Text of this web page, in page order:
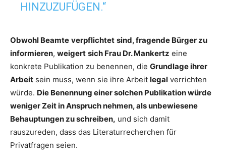
INZUZUFÜGEN.“
Obwohl Beamte verpflichtet sind, fragende Bürger zu
informieren, weigert sich Frau Dr. Mankertz eine
konkrete Publikation zu benennen, die Grundlage ihrer
Arbeit sein muss, wenn sie ihre Arbeit legal verrichten
würde. Die Benennung einer solchen Publikation würde
weniger Zeit in Anspruch nehmen, als unbewiesene
Behauptungen zu schreiben, und sich damit
rauszureden, dass das Literaturrecherchen für
Privatfragen seien.